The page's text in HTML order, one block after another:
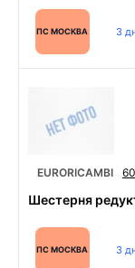
ПС МОСКВА 3
EURORICAMBI
Шестерня
ПС МОСКВА 3